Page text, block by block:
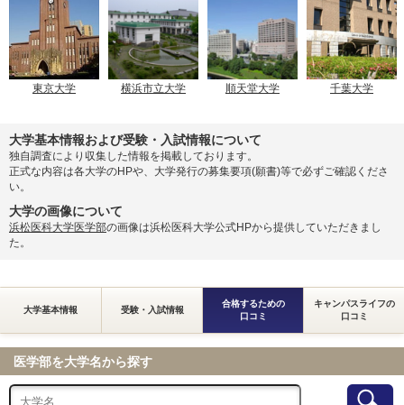
東京大学 横浜市立大学 順天堂大学 千葉大学
大学基本情報および受験・入試情報について
独自調査により収集した情報を掲載しております。
正式な内容は各大学のHPや、大学発行の募集要項(願書)等で必ずご確認くださ
い。
大学の画像について
浜松医科大学医学部の画像は浜松医科大学公式HPから提供していただきまし
た。
大学基本情報 受験・入試情報
合格するための
口コミ
キャンパスライフの
口コミ
医学部を大学名から探す